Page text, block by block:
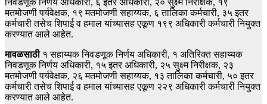
निवडणूक निर्णय अधिकारी, ६ इतर अधिकारी, २० सुक्ष्म निरीक्षक, १९
मतमोजणी पर्यवेक्षक, १९ मतमोजणी सहाय्यक, ६ तालिका कर्मचारी, ३५ इतर
कर्मचारी तसेच शिपाई व हमाल यांच्यासह एकूण १९९ अधिकारी कर्मचारी नियुक्त
करण्यात आले आहेत.
मावळसाठी१ सहाय्यक निवडणूक निर्णय अधिकारी, १ अतिरिक्त सहाय्यक
निवडणूक निर्णय अधिकारी, १५ इतर अधिकारी, २५ सुक्ष्म निरीक्षक, २३
मतमोजणी पर्यवेक्षक, २६ मतमोजणी सहाय्यक, १३ तालिका कर्मचारी, ५० इतर
कर्मचारी तसेच शिपाई व हमाल यांच्यासह एकूण २२९ अधिकारी कर्मचारी नियुक्त
करण्यात आले आहेत.